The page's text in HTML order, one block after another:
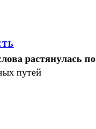
растянулась по
путей